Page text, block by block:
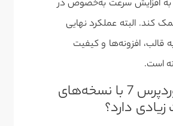
به افزایش سرعت به‌خصوص در
کند. البته عملکرد نهایی
افزونه‌ها و کیفیت
است.
آیا آموزش وردپرس 7 با نسخه‌های
دارد؟